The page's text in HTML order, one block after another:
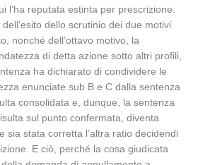
l’ha reputata estinta per prescrizione.
dello scrutinio dei due motivi
nonché dell’ottavo motivo, la
di detta azione sotto altri profili,
ha dichiarato di condividere le
enunciate sub B e C dalla sentenza
consolidata e, dunque, la sentenza
sul punto confermata, diventa
sia stata corretta l’altra ratio decidendi
E ciò, perché la cosa giudicata